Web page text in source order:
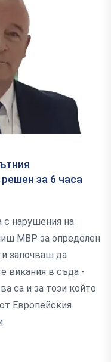
за 6 часа
с нарушения на
МВР за определен
започваш да
викания в съда -
са и за този който
Европейския